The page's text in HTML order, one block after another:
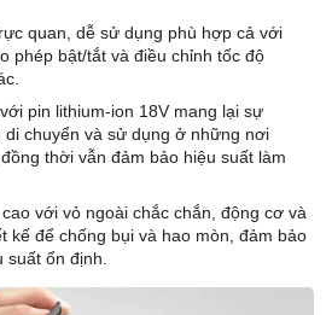
quan, dễ sử dụng phù hợp cả với
phép bật/tắt và điều chỉnh tốc độ
pin lithium-ion 18V mang lại sự
di chuyển và sử dụng ở những nơi
thời vẫn đảm bảo hiệu suất làm
với vỏ ngoài chắc chắn, động cơ và
kế để chống bụi và hao mòn, đảm bảo
suất ổn định.